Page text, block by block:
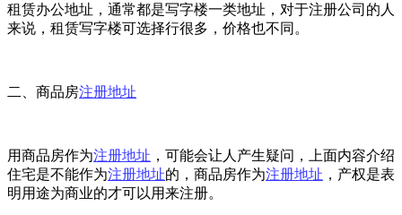
租赁办公地址，通常都是写字楼一类地址，对于注册公司的人
来说，租赁写字楼可选择行很多，价格也不同。
二、商品房注册地址
用商品房作为注册地址 ，可能会让人产生疑问，上面内容介绍
住宅是不能作为注册地址的，商品房作为注册地址 ，产权是表
明用途为商业的才可以用来注册。